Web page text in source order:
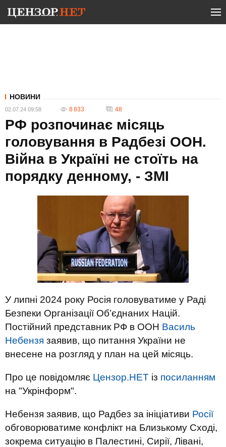
НОВИНИ
02.07.24 09:58 8 833 48
РФ розпочинає місяць
головування в Радбезі ООН.
Війна в Україні не стоїть на
порядку денному, - ЗМІ
У липні 2024 року Росія головуватиме у Раді
Безпеки Організації Об’єднаних Націй.
Постійний представник РФ в ООН Василь
Небензя заявив, що питання України не
внесене на розгляд у план на цей місяць.
Про це повідомляє Цензор.НЕТ із посиланням
на "Укрінформ".
Небензя заявив, що Радбез за ініціативи Росії
обговорюватиме конфлікт на Близькому Сході,
зокрема ситуацію в Палестині, Сирії, Лівані,